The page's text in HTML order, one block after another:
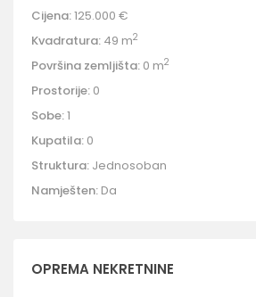
Cijena:125.000 €
Kvadratura: 49 m2
Površina zemljišta: 0 m2
Prostorije: 0
Sobe:1
Kupatila: 0
Struktura: Jednosoban
Namješten: Da
OPREMA NEKRETNINE